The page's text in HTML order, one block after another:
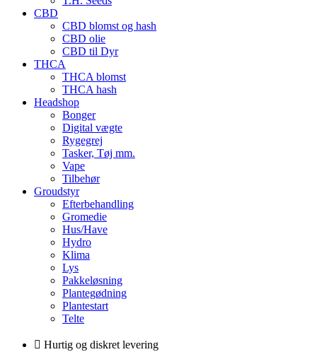
CBD
CBD blomst og hash
CBD olie
CBD til Dyr
THCA
THCA blomst
THCA hash
Headshop
Bonger
Digital vægte
Rygegrej
Tasker, Tøj mm.
Vape
Tilbehør
Groudstyr
Efterbehandling
Gromedie
Hus/Have
Hydro
Klima
Lys
Pakkeløsning
Plantegødning
Plantestart
Telte
Hurtig og diskret levering